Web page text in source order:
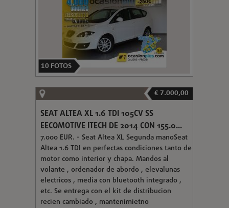
10 FOTOS
€ 7.000,00
SEAT ALTEA XL 1.6 TDI 105CV SS
EECOMOTIVE ITECH DE 2014 CON 155.0...
7.000 EUR. - Seat Altea XL Segunda manoSeat
Altea 1.6 TDI en perfectas condiciones tanto de
motor como interior y chapa. Mandos al
volante , ordenador de abordo , elevalunas
electricos , media con bluetooth integrado ,
etc. Se entrega con el kit de distribucion
recien cambiado , mantenimietno